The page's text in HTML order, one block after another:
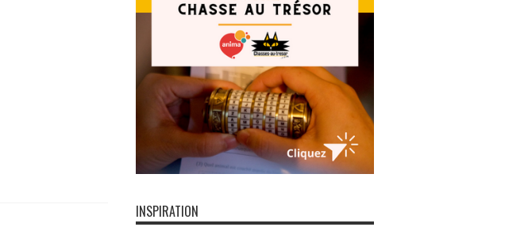
INSPIRATION